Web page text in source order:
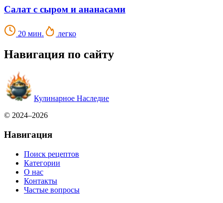
Салат с сыром и ананасами
20 мин. легко
Навигация по сайту
Кулинарное Наследие
© 2024–2026
Навигация
Поиск рецептов
Категории
О нас
Контакты
Частые вопросы